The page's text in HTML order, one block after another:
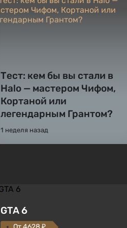
Тест: кем бы вы стали в
Halo — мастером Чифом,
Кортаной или
легендарным Грантом?
1 неделя назад
GTA 6